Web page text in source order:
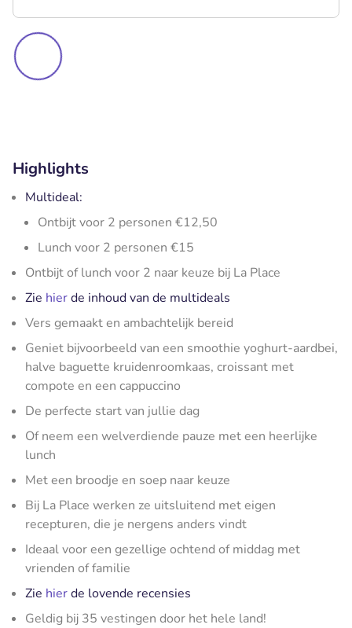
Highlights
Multideal:
Ontbijt voor 2 personen €12,50
Lunch voor 2 personen €15
Ontbijt of lunch voor 2 naar keuze bij La Place
Zie hierde inhoud van de multideals
Vers gemaakt en ambachtelijk bereid
Geniet bijvoorbeeld van een smoothie yoghurt-aardbei,
halve baguette kruidenroomkaas, croissant met
compote en een cappuccino
De perfecte start van jullie dag
Of neem een welverdiende pauze met een heerlijke
lunch
Met een broodje en soep naar keuze
Bij La Place werken ze uitsluitend met eigen
recepturen, die je nergens anders vindt
Ideaal voor een gezellige ochtend of middag met
vrienden of familie
Zie hierde lovende recensies
Geldig bij 35 vestingen door het hele land!